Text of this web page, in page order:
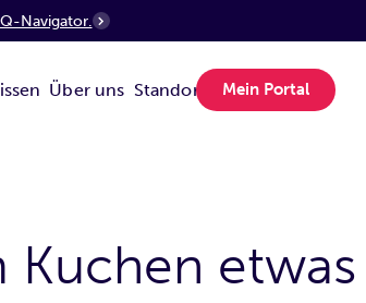
Navigator.
Über uns Standorte Mein Portal
Kuchen